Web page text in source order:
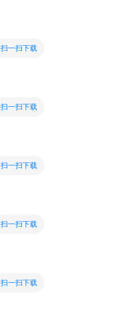
扫一扫下载
扫一扫下载
扫一扫下载
扫一扫下载
扫一扫下载